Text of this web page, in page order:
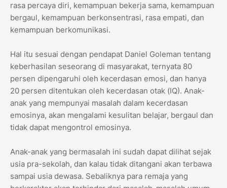
rasa percaya diri, kemampuan bekerja sama, kemampuan
bergaul, kemampuan berkonsentrasi, rasa empati, dan
kemampuan berkomunikasi.
Hal itu sesuai dengan pendapat Daniel Goleman tentang
keberhasilan seseorang di masyarakat, ternyata 80
persen dipengaruhi oleh kecerdasan emosi, dan hanya
20 persen ditentukan oleh kecerdasan otak (IQ). Anak-
anak yang mempunyai masalah dalam kecerdasan
emosinya, akan mengalami kesulitan belajar, bergaul dan
tidak dapat mengontrol emosinya.
Anak-anak yang bermasalah ini sudah dapat dilihat sejak
usia pra-sekolah, dan kalau tidak ditangani akan terbawa
sampai usia dewasa. Sebaliknya para remaja yang